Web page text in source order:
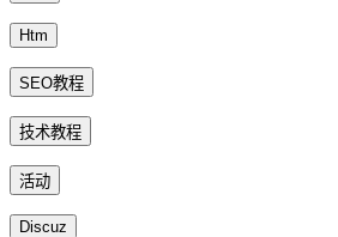
Htm
SEO教程
技术教程
活动
Discuz